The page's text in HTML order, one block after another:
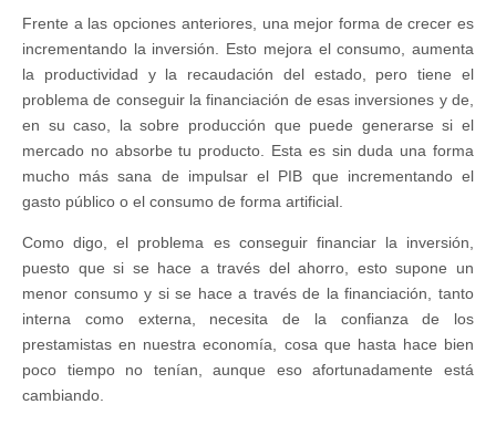
Frente a las opciones anteriores, una mejor forma de crecer es
incrementando la inversión. Esto mejora el consumo, aumenta
la productividad y la recaudación del estado, pero tiene el
problema de conseguir la financiación de esas inversiones y de,
en su caso, la sobre producción que puede generarse si el
mercado no absorbe tu producto. Esta es sin duda una forma
mucho más sana de impulsar el PIB que incrementando el
gasto público o el consumo de forma artificial.
Como digo, el problema es conseguir financiar la inversión,
puesto que si se hace a través del ahorro, esto supone un
menor consumo y si se hace a través de la financiación, tanto
interna como externa, necesita de la confianza de los
prestamistas en nuestra economía, cosa que hasta hace bien
poco tiempo no tenían, aunque eso afortunadamente está
cambiando.